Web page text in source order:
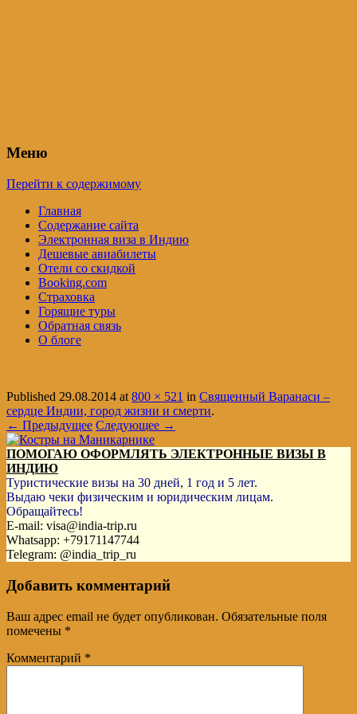
Меню
Перейти к содержимому
Главная
Содержание сайта
Электронная виза в Индию
Дешевые авиабилеты
Отели со скидкой
Booking.com
Страховка
Горящие туры
Обратная связь
О блоге
Published 29.08.2014 at800 × 521 in Священный Варанаси –
сердце Индии, город жизни и смерти.
← Предыдущее Следующее →
ПОМОГАЮ ОФОРМЛЯТЬ ЭЛЕКТРОННЫЕ ВИЗЫ В
ИНДИЮ
Туристические визы на 30 дней, 1 год и 5 лет.
Выдаю чеки физическим и юридическим лицам.
Обращайтесь!
E-mail: visa@india-trip.ru
Whatsapp: +79171147744
Telegram: @india_trip_ru
Добавить комментарий
Ваш адрес email не будет опубликован. Обязательные поля
помечены *
Комментарий *